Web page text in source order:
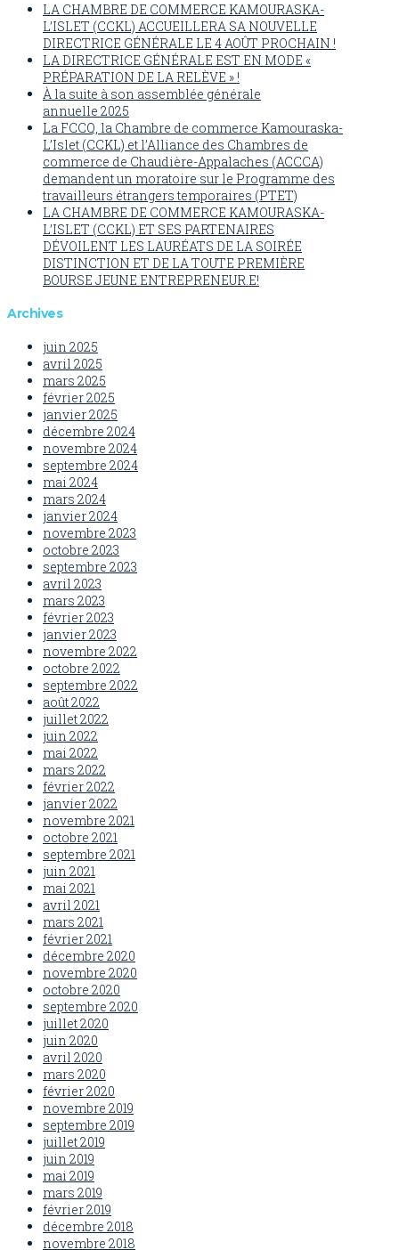
LA CHAMBRE DE COMMERCE KAMOURASKA-
L’ISLET (CCKL) ACCUEILLERA SA NOUVELLE
DIRECTRICE GÉNÉRALE LE 4 AOÛT PROCHAIN !
LA DIRECTRICE GÉNÉRALE EST EN MODE «
PRÉPARATION DE LA RELÈVE » !
À la suite à son assemblée générale
annuelle 2025
La FCCQ, la Chambre de commerce Kamouraska-
L’Islet (CCKL) et l’Alliance des Chambres de
commerce de Chaudière-Appalaches (ACCCA)
demandent un moratoire sur le Programme des
travailleurs étrangers temporaires (PTET)
LA CHAMBRE DE COMMERCE KAMOURASKA-
L’ISLET (CCKL) ET SES PARTENAIRES
DÉVOILENT LES LAURÉATS DE LA SOIRÉE
DISTINCTION ET DE LA TOUTE PREMIÈRE
BOURSE JEUNE ENTREPRENEUR.E!
Archives
juin 2025
avril 2025
mars 2025
février 2025
janvier 2025
décembre 2024
novembre 2024
septembre 2024
mai 2024
mars 2024
janvier 2024
novembre 2023
octobre 2023
septembre 2023
avril 2023
mars 2023
février 2023
janvier 2023
novembre 2022
octobre 2022
septembre 2022
août 2022
juillet 2022
juin 2022
mai 2022
mars 2022
février 2022
janvier 2022
novembre 2021
octobre 2021
septembre 2021
juin 2021
mai 2021
avril 2021
mars 2021
février 2021
décembre 2020
novembre 2020
octobre 2020
septembre 2020
juillet 2020
juin 2020
avril 2020
mars 2020
février 2020
novembre 2019
septembre 2019
juillet 2019
juin 2019
mai 2019
mars 2019
février 2019
décembre 2018
novembre 2018